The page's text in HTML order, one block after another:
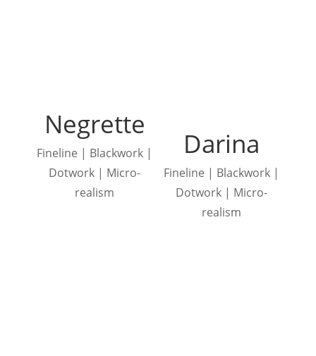
Negrette
Fineline | Blackwork |
Dotwork | Micro-
realism
Darina
Fineline | Blackwork |
Dotwork | Micro-
realism